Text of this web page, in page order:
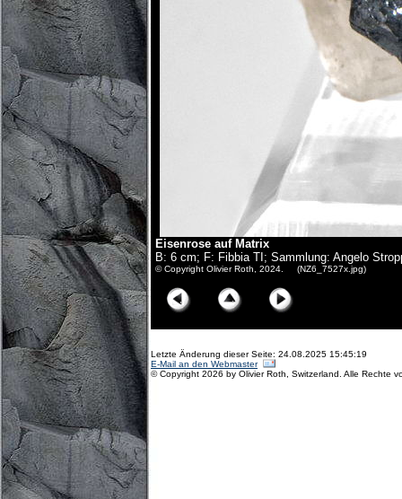
Eisenrose auf Matrix
B: 6 cm; F: Fibbia TI; Sammlung: Angelo
© Copyright Olivier Roth, 2024. (NZ6_7527x.jpg)
Letzte Änderung dieser Seite: 24.08.2025 15:45:19
E-Mail an den Webmaster
© Copyright 2026 by Olivier Roth, Switzerland. Alle Rechte